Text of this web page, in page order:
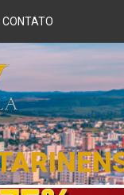
CONTATO